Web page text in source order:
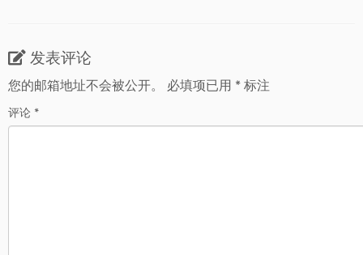
发表评论
您的邮箱地址不会被公开。
必填项已用 *标注
评论 *